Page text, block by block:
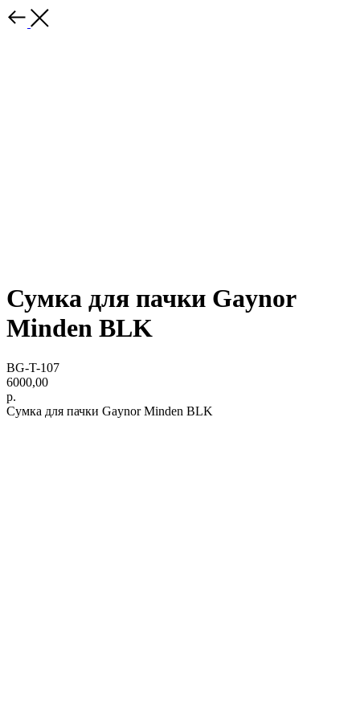
Сумка для пачки Gaynor
Minden BLK
BG-T-107
6000,00
р.
Сумка для пачки Gaynor Minden BLK